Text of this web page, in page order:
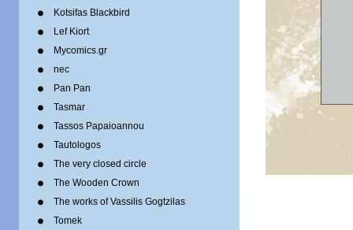
Kotsifas Blackbird
Lef Kiort
Mycomics.gr
nec
Pan Pan
Tasmar
Tassos Papaioannou
Tautologos
The very closed circle
The Wooden Crown
The works of Vassilis Gogtzilas
Tomek